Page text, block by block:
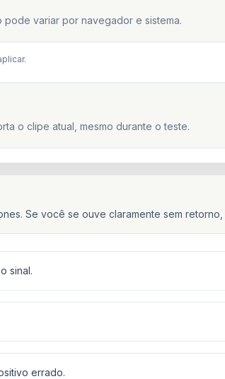
variar por navegador e sistema.
o clipe atual, mesmo durante o teste.
Se você se ouve claramente sem
sinal.
errado.